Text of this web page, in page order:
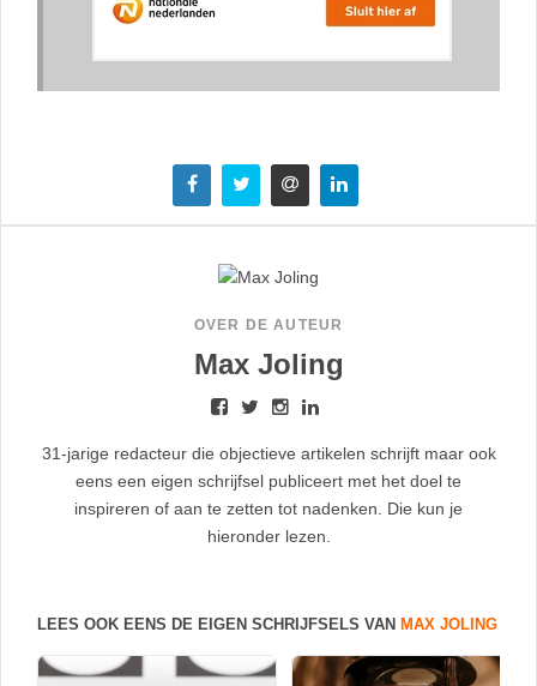
OVER DE AUTEUR
Max Joling
31-jarige redacteur die objectieve artikelen schrijft maar ook
eens een eigen schrijfsel publiceert met het doel te
inspireren of aan te zetten tot nadenken. Die kun je
hieronder lezen.
LEES OOK EENS DE EIGEN SCHRIJFSELS VAN MAX JOLING